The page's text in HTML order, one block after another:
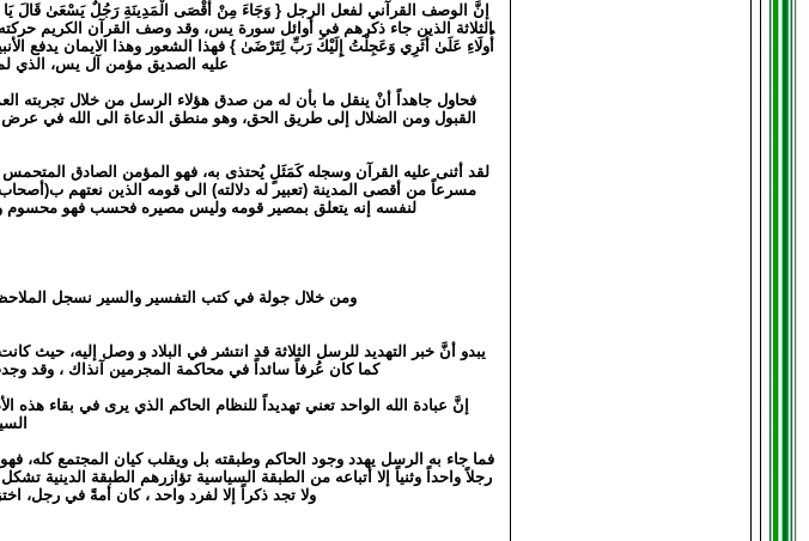
إنَّ الوصف القرآني لفعل الرجل { وَجَاءَ مِنْ أَقْصَى الْمَدِينَةِ رَجُلٌ يَسْعَىٰ قَالَ
الثلاثة الذين جاء ذكرهم في أوائل سورة يس، وقد وصف القرآن الكريم
أُولَاءِ عَلَىٰ أَثَرِي وَعَجِلْتُ إِلَيْكَ رَبِّ لِتَرْضَىٰ } فهذا الشعور وهذا الايمان يدفع
عليه الصديق مؤمن آل يس، الذي
فحاول جاهداً أنْ ينقل ما بأن له من صدق هؤلاء الرسل من خلال تجربته
القبول ومن الضلال إلى طريق الحق، وهو منطق الدعاة الى الله في عرض
لقد أثنى عليه القرآن وسجله كَمَثَلٍ يُحتذى به، فهو المؤمن الصادق المتحمس
مسرعاً من أقصى المدينة (تعبير له دلالته) الى قومه الذين نعتهم
لنفسه إنه يتعلق بمصير قومه وليس مصيره فحسب فهو محسوم
ومن خلال جولة في كتب التفسير والسير نسجل
يبدو أنَّ خبر التهديد للرسل الثلاثة قد انتشر في البلاد و وصل إليه،
كما كان عُرفاً سائداً في محاكمة المجرمين آنذاك ، وقد
إنَّ عبادة الله الواحد تعني تهديداً للنظام الحاكم الذي يرى في بقاء هذه
فما جاء به الرسل يهدد وجود الحاكم وطبقته بل ويقلب كيان المجتمع كله،
رجلاً واحداً وثنياً إلا أتباعه من الطبقة السياسية تؤازرهم الطبقة الدينية
ولا تجد ذكراً إلا لفرد واحد ، كان أمةً في رجل،